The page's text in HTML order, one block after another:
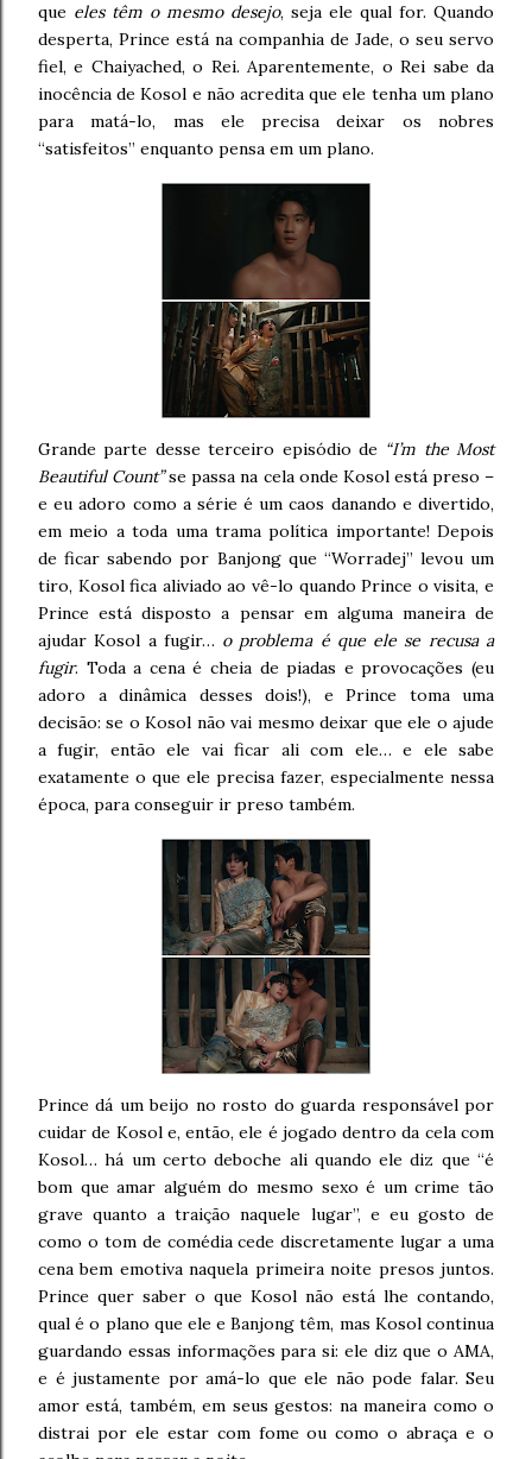
que eles têm o mesmo desejo, seja ele qual for. Quando
desperta, Prince está na companhia de Jade, o seu servo
fiel, e Chaiyached, o Rei. Aparentemente, o Rei sabe da
inocência de Kosol e não acredita que ele tenha um plano
para matá-lo, mas ele precisa deixar os nobres
“satisfeitos” enquanto pensa em um plano.
Grande parte desse terceiro episódio de “I’m the Most
Beautiful Count”se passa na cela onde Kosol está preso –
e eu adoro como a série é um caos danando e divertido,
em meio a toda uma trama política importante! Depois
de ficar sabendo por Banjong que “Worradej” levou um
tiro, Kosol fica aliviado ao vê-lo quando Prince o visita, e
Prince está disposto a pensar em alguma maneira de
ajudar Kosol a fugir… o problema é que ele se recusa a
fugir. Toda a cena é cheia de piadas e provocações (eu
adoro a dinâmica desses dois!), e Prince toma uma
decisão: se o Kosol não vai mesmo deixar que ele o ajude
a fugir, então ele vai ficar ali com ele… e ele sabe
exatamente o que ele precisa fazer, especialmente nessa
época, para conseguir ir preso também.
Prince dá um beijo no rosto do guarda responsável por
cuidar de Kosol e, então, ele é jogado dentro da cela com
Kosol… há um certo deboche ali quando ele diz que “é
bom que amar alguém do mesmo sexo é um crime tão
grave quanto a traição naquele lugar”, e eu gosto de
como o tom de comédia cede discretamente lugar a uma
cena bem emotiva naquela primeira noite presos juntos.
Prince quer saber o que Kosol não está lhe contando,
qual é o plano que ele e Banjong têm, mas Kosol continua
guardando essas informações para si: ele diz que o AMA,
e é justamente por amá-lo que ele não pode falar. Seu
amor está, também, em seus gestos: na maneira como o
distrai por ele estar com fome ou como o abraça e o